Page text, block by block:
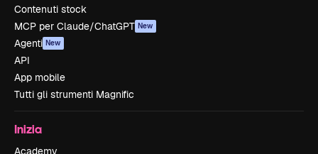
Contenuti stock
MCP per Claude/ChatGPT New
Agenti New
API
App mobile
Tutti gli strumenti Magnific
Inizia
Academy